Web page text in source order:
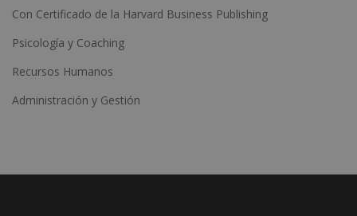
Con Certificado de la Harvard Business Publishing
Psicología y Coaching
Recursos Humanos
Administración y Gestión